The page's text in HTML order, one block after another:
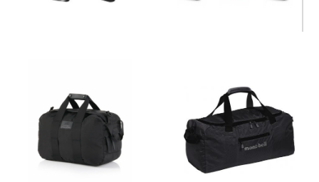
20% Off